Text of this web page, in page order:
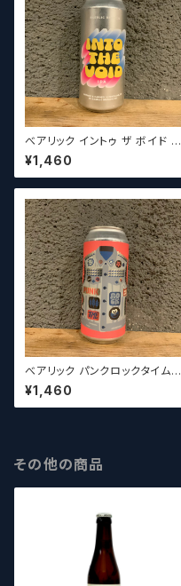
べアリック イントゥ ザ ボイド /
Baerlic Into The Void【クラフ
トビールシザーズ】
¥1,460
べアリック パンクロックタイム B
aerlic Punk Rock Time IPA
【クラフトビールシザーズ】
¥1,460
その他の商品